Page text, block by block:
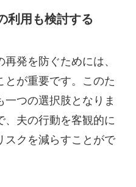
利用も検討する
発を防ぐためには、
とが重要です。このた
つの選択肢となりま
、夫の行動を客観的に
スクを減らすことがで